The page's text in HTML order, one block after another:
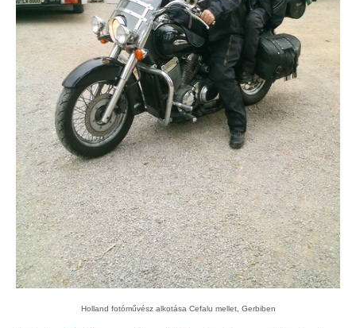
Holland fotóművész alkotása Cefalu mellet, Gerbiben